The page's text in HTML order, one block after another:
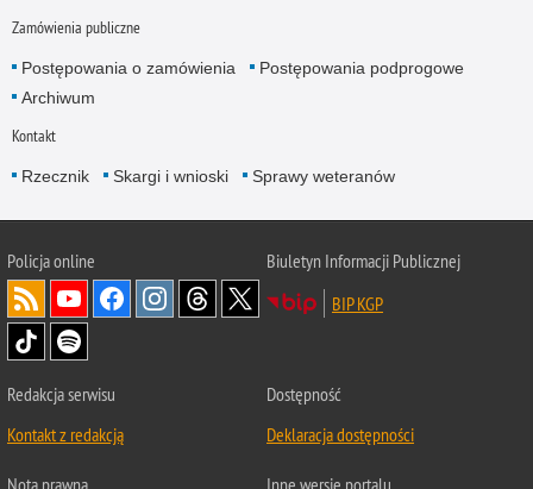
Zamówienia publiczne
Postępowania o zamówienia
Postępowania podprogowe
Archiwum
Kontakt
Rzecznik Skargi i wnioski Sprawy weteranów
Policjaonline
Biuletyn Informacji Publicznej
BIP KGP
Redakcja serwisu
Kontakt z redakcją
Dostępność
Deklaracja dostępności